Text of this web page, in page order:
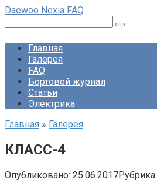
Перейти
контенту
Daewoo Nexia FAQ
Главная
Галерея
FAQ
Бортовой журнал
Статьи
Электрика
Главная » Галерея
КЛАСС-4
Опубликовано: 25.06.2017Рубрика: